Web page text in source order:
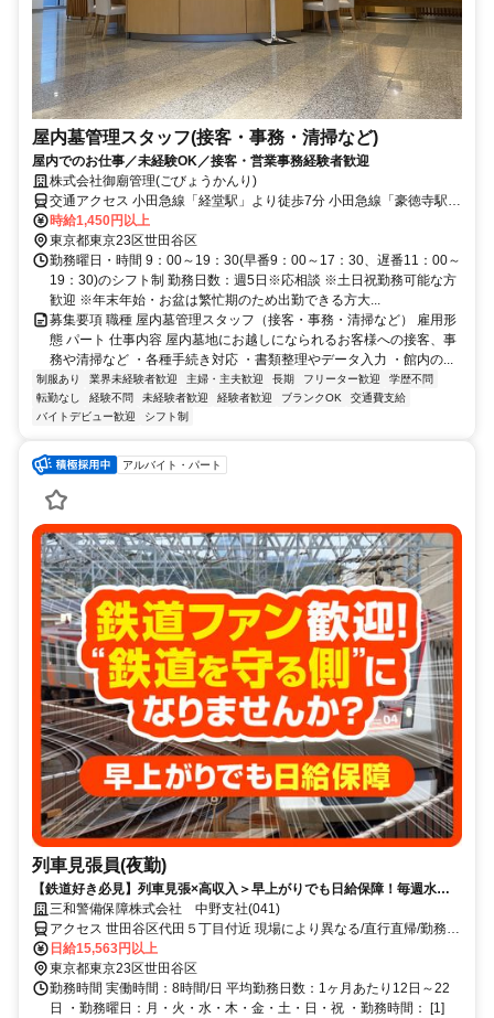
屋内墓管理スタッフ(接客・事務・清掃など)
屋内でのお仕事／未経験OK／接客・営業事務経験者歓迎
株式会社御廟管理(ごびょうかんり)
交通アクセス 小田急線「経堂駅」より徒歩7分 小田急線「豪徳寺駅」
より徒歩7分 世田谷線「山下駅」より徒歩7分
時給1,450円以上
東京都東京23区世田谷区
勤務曜日・時間 9：00～19：30(早番9：00～17：30、遅番11：00～
19：30)のシフト制 勤務日数：週5日※応相談 ※土日祝勤務可能な方
歓迎 ※年末年始・お盆は繁忙期のため出勤できる方大...
募集要項 職種 屋内墓管理スタッフ（接客・事務・清掃など） 雇用形
態 パート 仕事内容 屋内墓地にお越しになられるお客様への接客、事
務や清掃など ・各種手続き対応 ・書類整理やデータ入力 ・館内の...
制服あり 業界未経験者歓迎 主婦・主夫歓迎 長期 フリーター歓迎
学歴不問
転勤なし
経験不問 未経験者歓迎 経験者歓迎 ブランクOK
交通費支給
バイトデビュー歓迎
シフト制
アルバイト・パート
列車見張員(夜勤)
【鉄道好き必見】列車見張×高収入＞早上がりでも日給保障！毎週水曜
が給料日！日払いもOK！
三和警備保障株式会社 中野支社(041)
アクセス 世田谷区代田５丁目付近 現場により異なる/直行直帰/勤務地
相談可 ■電話面接■来社不要■即日勤務
日給15,563円以上
東京都東京23区世田谷区
勤務時間 実働時間：8時間/日 平均勤務日数：1ヶ月あたり12日～22
日 ・勤務曜日：月・火・水・木・金・土・日・祝 ・勤務時間： [1]